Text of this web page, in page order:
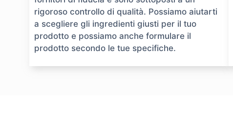
rigoroso controllo di qualità. Possiamo aiutarti
a scegliere gli ingredienti giusti per il tuo
prodotto e possiamo anche formulare il
prodotto secondo le tue specifiche.